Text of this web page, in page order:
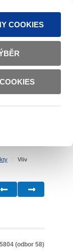
COOKIES
ENGLISH
Vliv
(odbor 58)